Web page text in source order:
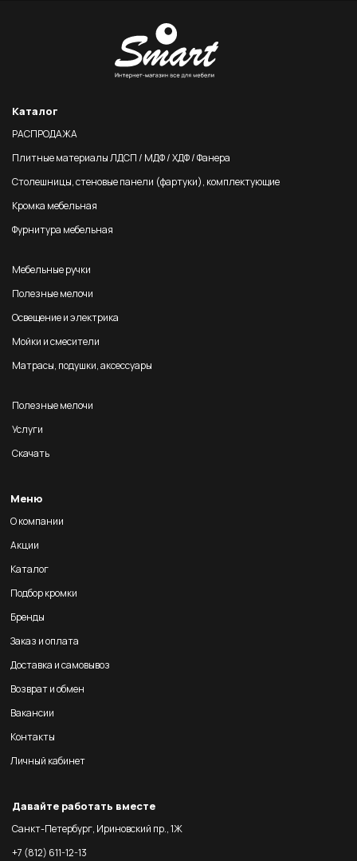
Каталог
РАСПРОДАЖА
Плитные материалы ЛДСП / МДФ / ХДФ / Фанера
Столешницы, стеновые панели (фартуки), комплектующие
Кромка мебельная
Фурнитура мебельная
Мебельные ручки
Полезные мелочи
Освещение и электрика
Мойки и смесители
Матрасы, подушки, аксессуары
Полезные мелочи
Услуги
Скачать
Меню
О компании
Акции
Каталог
Подбор кромки
Бренды
Заказ и оплата
Доставка и самовывоз
Возврат и обмен
Вакансии
Контакты
Личный кабинет
Давайте работать вместе
Санкт-Петербург, Ириновский пр., 1Ж
+7 (812) 611-12-13